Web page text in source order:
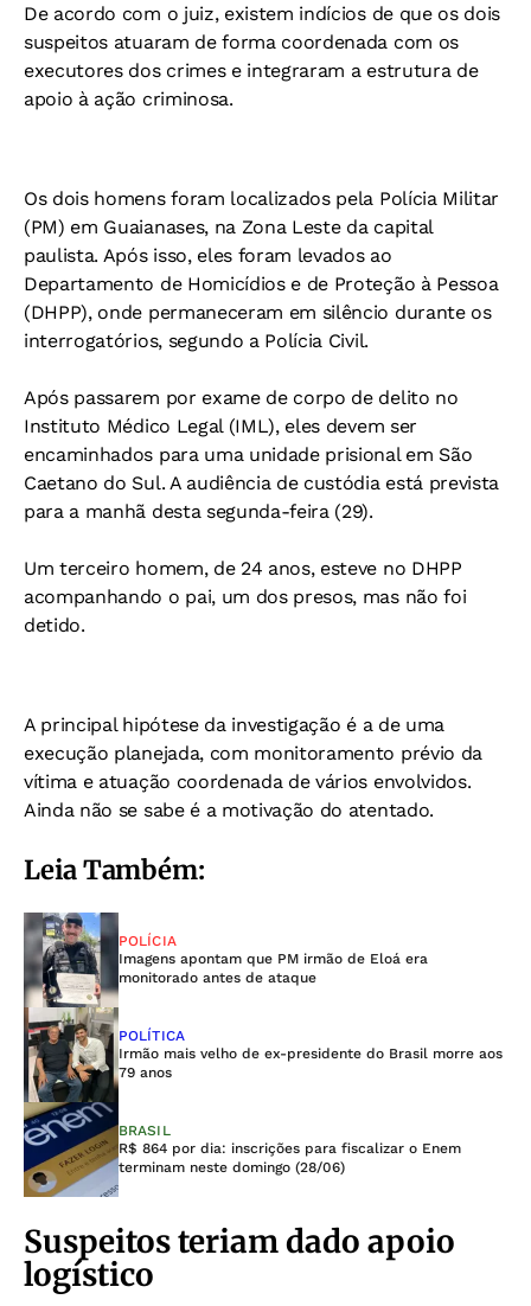
De acordo com o juiz, existem indícios de que os dois
suspeitos atuaram de forma coordenada com os
executores dos crimes e integraram a estrutura de
apoio à ação criminosa.
Os dois homens foram localizados pela Polícia Militar
(PM) em Guaianases, na Zona Leste da capital
paulista. Após isso, eles foram levados ao
Departamento de Homicídios e de Proteção à Pessoa
(DHPP), onde permaneceram em silêncio durante os
interrogatórios, segundo a Polícia Civil.
Após passarem por exame de corpo de delito no
Instituto Médico Legal (IML), eles devem ser
encaminhados para uma unidade prisional em São
Caetano do Sul. A audiência de custódia está prevista
para a manhã desta segunda-feira (29).
Um terceiro homem, de 24 anos, esteve no DHPP
acompanhando o pai, um dos presos, mas não foi
detido.
A principal hipótese da investigação é a de uma
execução planejada, com monitoramento prévio da
vítima e atuação coordenada de vários envolvidos.
Ainda não se sabe é a motivação do atentado.
Leia Também:
POLÍCIA
Imagens apontam que PM irmão de Eloá era
monitorado antes de ataque
POLÍTICA
Irmão mais velho de ex-presidente do Brasil morre aos
79 anos
BRASIL
R$ 864 por dia: inscrições para fiscalizar o Enem
terminam neste domingo (28/06)
Suspeitos teriam dado apoio
logístico